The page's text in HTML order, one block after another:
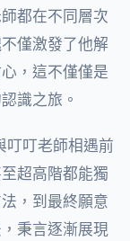
都在不同層次
僅激發了他解
，這不僅僅是
識之旅。
叮叮老師相遇前
超高階都能獨
，到最終願意
秉言逐漸展現